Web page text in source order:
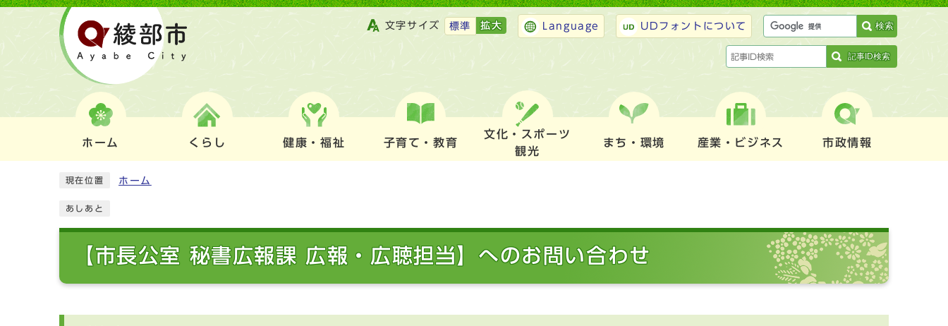
文字サイズ 標準 拡大 Language UDフォントについて 検索
記事ID検索
ホーム くらし 健康・福祉 子育て・教育
文化・スポーツ
観光
まち・環境 産業・ビジネス 市政情報
現在位置 ホーム
あしあと
【市長公室 秘書広報課 広報・広聴担当】へのお問い合わせ